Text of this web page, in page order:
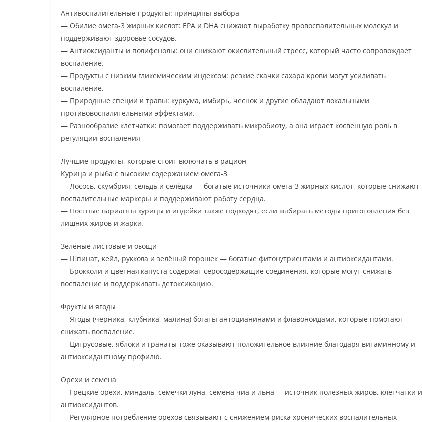
Антивоспалительные продукты: принципы выбора
— Обилие омега-3 жирных кислот: EPA и DHA снижают выработку провоспалительных молекул и
поддерживают здоровье сосудов.
— Антиоксиданты и полифенолы: они снижают окислительный стресс, который часто сопровождает
воспаление.
— Продукты с низким гликемическим индексом: резкие скачки сахара крови могут усиливать
воспаление.
— Природные специи и травы: куркума, имбирь, чеснок и другие обладают локальными
противовоспалительными эффектами.
— Разнообразие клетчатки: помогает поддерживать микробиоту, а она играет косвенную роль в
регуляции воспаления.
Лучшие продукты, которые стоит включать в рацион
Курица и рыба с высоким содержанием омега-3
— Лосось, скумбрия, сельдь и селёдка — богатые источники омега-3 жирных кислот, которые снижают
воспалительные маркеры и поддерживают работу сердца.
— Постные варианты курицы и индейки также подходят, если выбирать методы приготовления без
лишних жиров и жарки.
Зелёные листовые и овощи
— Шпинат, кейл, руккола и зелёный горошек — богатые фитонутриентами и антиоксидантами.
— Брокколи и цветная капуста содержат серосодержащие соединения, которые могут снижать
воспаление и поддерживать детоксикацию.
Фрукты и ягоды
— Ягоды (черника, клубника, малина) богаты антоцианинами и флавоноидами, которые помогают
снижать воспаление.
— Цитрусовые, яблоки и гранаты тоже оказывают положительное влияние благодаря витаминному и
антиоксидантному профилю.
Орехи и семена
— Грецкие орехи, миндаль, семечки луна, семена чиа и льна — источник полезных жиров, клетчатки и
антиоксидантов.
— Регулярное потребление орехов связывают с снижением риска хронических воспалительных